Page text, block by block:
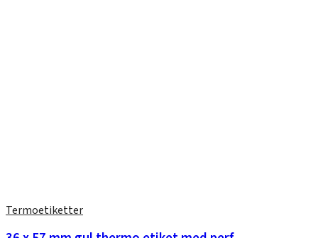
Termoetiketter